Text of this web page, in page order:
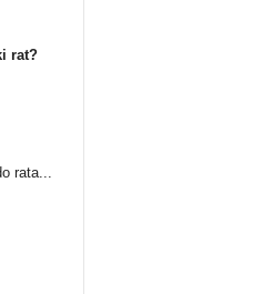
rat?
rata...